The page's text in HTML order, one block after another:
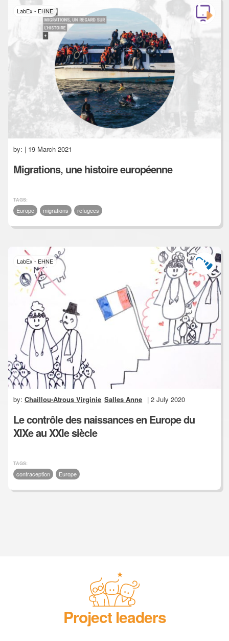
LabEx - EHNE
by: | 19 March 2021
Migrations, une histoire européenne
TAGS:
Europe migrations refugees
LabEx - EHNE
by:Chaillou-Atrous Virginie Salles Anne | 2 July 2020
Le contrôle des naissances en Europe du
XIXe au XXIe siècle
TAGS:
contraception Europe
Project leaders